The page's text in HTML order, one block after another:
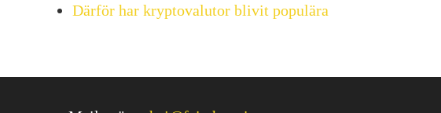
Därför har kryptovalutor blivit populära